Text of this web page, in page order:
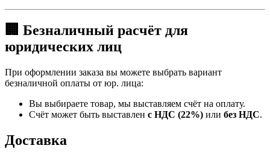
🏢 Безналичный расчёт для
юридических лиц
При оформлении заказа вы можете выбрать вариант
безналичной оплаты от юр. лица:
Вы выбираете товар, мы выставляем счёт на оплату.
Счёт может быть выставлен с НДС (22%) или без НДС.
Доставка